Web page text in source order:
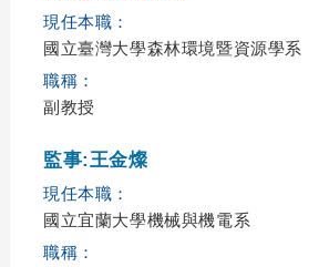
現任本職：
國立臺灣大學森林環境暨資源學系
職稱：
副教授
監事:王金燦
現任本職：
國立宜蘭大學機械與機電系
職稱：